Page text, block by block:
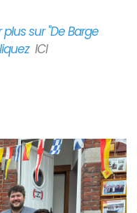
sur "De Barge
ICI